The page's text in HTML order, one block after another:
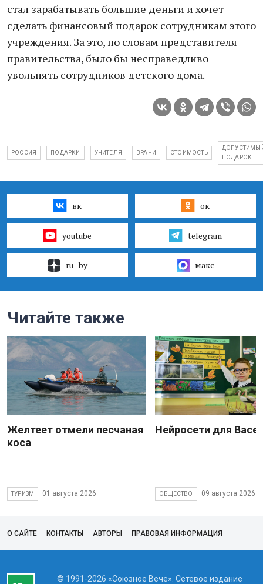
стал зарабатывать большие деньги и хочет
сделать финансовый подарок сотрудникам этого
учреждения. За это, по словам представителя
правительства, было бы несправедливо
увольнять сотрудников детского дома.
РОССИЯ ПОДАРКИ УЧИТЕЛЯ ВРАЧИ СТОИМОСТЬ
ПОДАРОК
вк ок
youtube telegram
ru–by макс
Читайте также
Желтеет отмели песчаная
коса
ТУРИЗМ 01 августа 2026
Нейросети для
ОБЩЕСТВО 09 августа 2026
О САЙТЕ КОНТАКТЫ АВТОРЫ ПРАВОВАЯ ИНФОРМАЦИЯ
© 1991-2026 «Союзное Вече». Сетевое издание